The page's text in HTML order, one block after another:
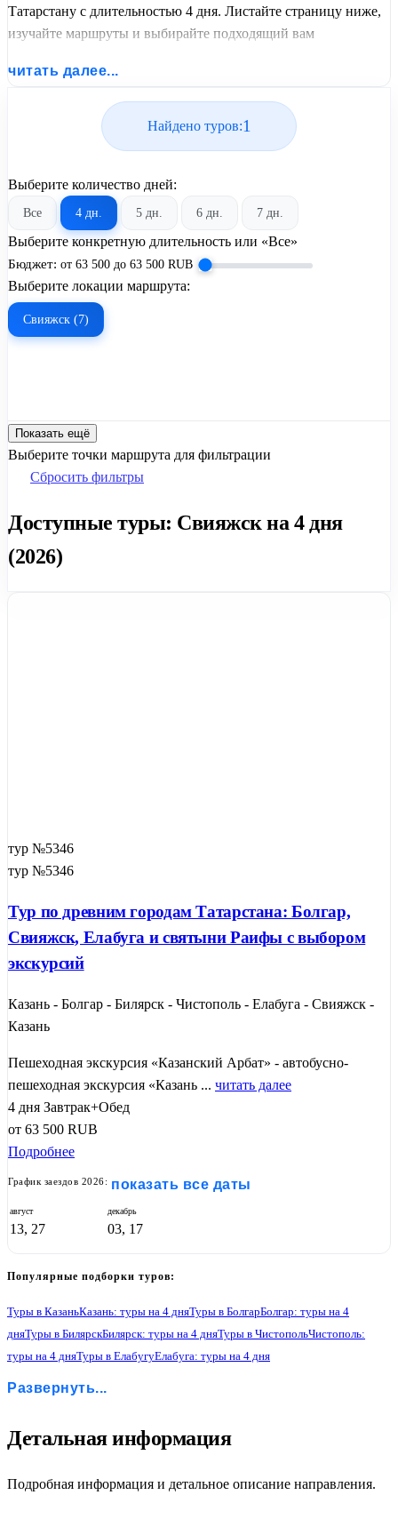
Татарстану с длительностью 4 дня. Листайте страницу ниже,
изучайте маршруты и выбирайте подходящий вам
United Travel Systems.
читать далее...
Найдено туров:1
Выберите количество дней:
Все 4 дн. 5 дн. 6 дн. 7 дн.
Выберите конкретную длительность или «Все»
Бюджет: от 63 500 до 63 500 RUB
Выберите локации маршрута:
Свияжск (7)
Показать ещё
Выберите точки маршрута для фильтрации
Сбросить фильтры
Доступные туры: Свияжск на 4 дня
(2026)
1
тур №5346
тур №5346
Тур по древним городам Татарстана: Болгар,
Свияжск, Елабуга и святыни Раифы с выбором
экскурсий
Казань - Болгар - Билярск - Чистополь - Елабуга - Свияжск -
Казань
Пешеходная экскурсия «Казанский Арбат» - автобусно-
пешеходная экскурсия «Казань ... читать далее
4 дня Завтрак+Обед
от 63 500 RUB
Подробнее
График заездов 2026: показать все даты
август
13, 27
декабрь
03, 17
Популярные подборки туров:
Туры в КазаньКазань: туры на 4 дняТуры в БолгарБолгар: туры на 4
дняТуры в БилярскБилярск: туры на 4 дняТуры в ЧистопольЧистополь:
туры на 4 дняТуры в ЕлабугуЕлабуга: туры на 4 дня
Развернуть...
Детальная информация
Подробная информация и детальное описание направления.